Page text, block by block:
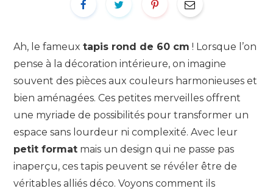
Ah, le fameux tapis rond de 60 cm ! Lorsque l’on
pense à la décoration intérieure, on imagine
souvent des pièces aux couleurs harmonieuses et
bien aménagées. Ces petites merveilles offrent
une myriade de possibilités pour transformer un
espace sans lourdeur ni complexité. Avec leur
petit format mais un design qui ne passe pas
inaperçu, ces tapis peuvent se révéler être de
véritables alliés déco. Voyons comment ils